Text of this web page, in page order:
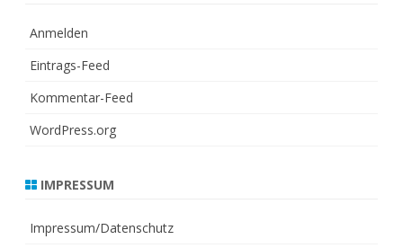
Anmelden
Eintrags-Feed
Kommentar-Feed
WordPress.org
IMPRESSUM
Impressum/Datenschutz